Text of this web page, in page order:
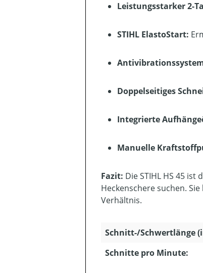
Leistungsstarker 2-
STIHL ElastoStart:
Doppelseitiges
Integrierte
Manuelle
Fazit: Die STIHL HS 45
Heckenschere suchen.
Verhältnis.
Schnitt-/Schwertlänge
Schnitte pro Minute: